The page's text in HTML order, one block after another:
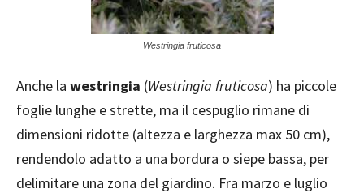
Westringia fruticosa
Anche la westringia (Westringia fruticosa) ha piccole
foglie lunghe e strette, ma il cespuglio rimane di
dimensioni ridotte (altezza e larghezza max 50 cm),
rendendolo adatto a una bordura o siepe bassa, per
delimitare una zona del giardino. Fra marzo e luglio